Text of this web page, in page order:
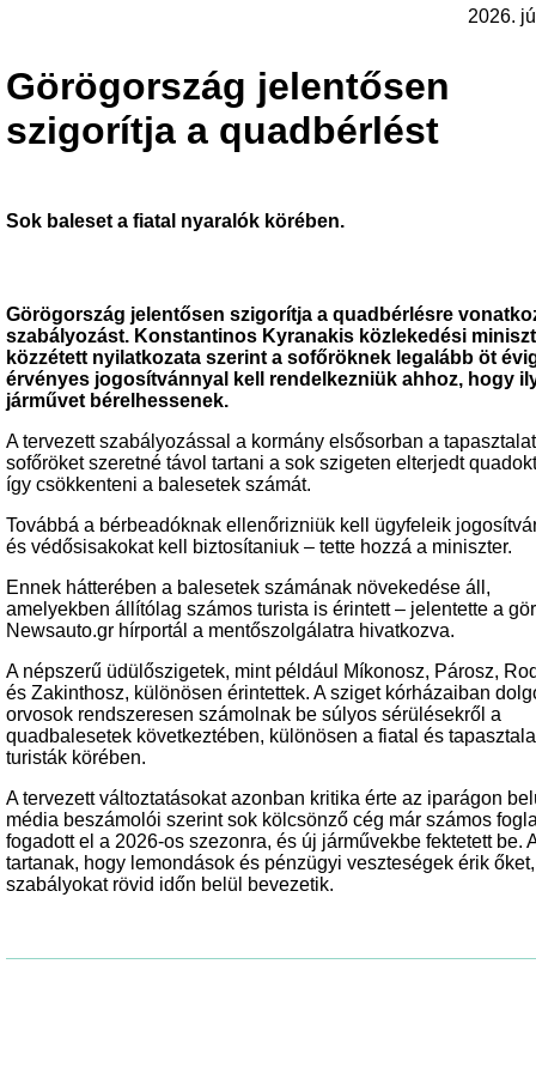
2026.
Görögország jelentősen
szigorítja a quadbérlést
Sok baleset a fiatal nyaralók körében.
Görögország jelentősen szigorítja a quadbérlésre
szabályozást. Konstantinos Kyranakis közlekedési
közzétett nyilatkozata szerint a sofőröknek legalább öt
érvényes jogosítvánnyal kell rendelkezniük ahhoz, hogy
járművet bérelhessenek.
A tervezett szabályozással a kormány elsősorban a
sofőröket szeretné távol tartani a sok szigeten elterjedt
így csökkenteni a balesetek számát.
Továbbá a bérbeadóknak ellenőrizniük kell ügyfeleik
és védősisakokat kell biztosítaniuk – tette hozzá a miniszter.
Ennek hátterében a balesetek számának növekedése áll,
amelyekben állítólag számos turista is érintett – jelentette a
Newsauto.gr hírportál a mentőszolgálatra hivatkozva.
A népszerű üdülőszigetek, mint például Míkonosz, Párosz,
és Zakinthosz, különösen érintettek. A sziget kórházaiban
orvosok rendszeresen számolnak be súlyos sérülésekről a
quadbalesetek következtében, különösen a fiatal és
turisták körében.
A tervezett változtatásokat azonban kritika érte az iparágon
média beszámolói szerint sok kölcsönző cég már számos
fogadott el a 2026-os szezonra, és új járművekbe fektetett be.
tartanak, hogy lemondások és pénzügyi veszteségek érik
szabályokat rövid időn belül bevezetik.